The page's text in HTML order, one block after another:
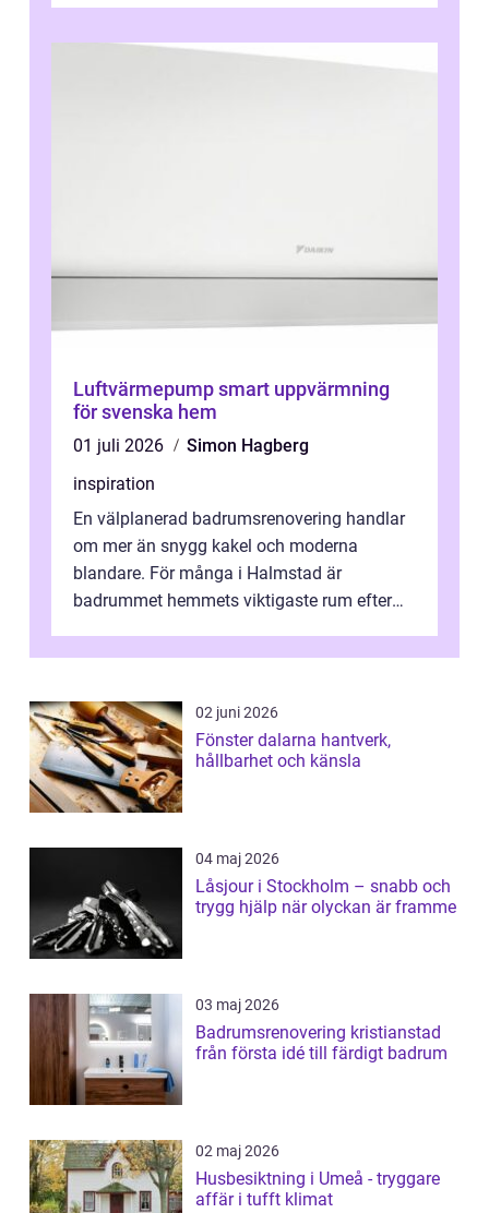
Luftvärmepump smart uppvärmning
för svenska hem
01 juli 2026
Simon Hagberg
inspiration
En välplanerad badrumsrenovering handlar
om mer än snygg kakel och moderna
blandare. För många i Halmstad är
badrummet hemmets viktigaste rum efter
02 juni 2026
Fönster dalarna hantverk,
hållbarhet och känsla
04 maj 2026
Låsjour i Stockholm – snabb och
trygg hjälp när olyckan är framme
03 maj 2026
Badrumsrenovering kristianstad
från första idé till färdigt badrum
02 maj 2026
Husbesiktning i Umeå - tryggare
affär i tufft klimat